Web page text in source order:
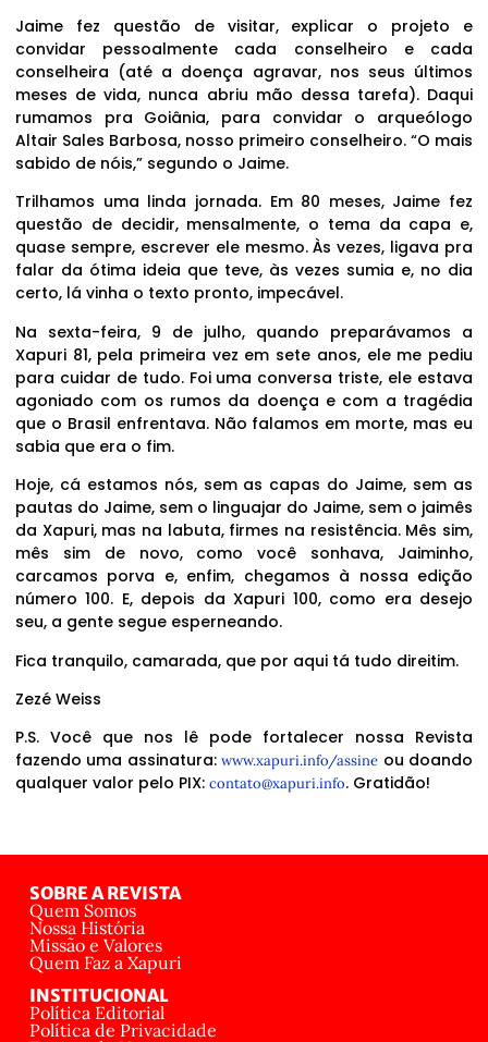
Jaime fez questão de visitar, explicar o projeto e
convidar pessoalmente cada conselheiro e cada
conselheira (até a doença agravar, nos seus últimos
meses de vida, nunca abriu mão dessa tarefa). Daqui
rumamos pra Goiânia, para convidar o arqueólogo
Altair Sales Barbosa, nosso primeiro conselheiro. “O mais
sabido de nóis,” segundo o Jaime.
Trilhamos uma linda jornada. Em 80 meses, Jaime fez
questão de decidir, mensalmente, o tema da capa e,
quase sempre, escrever ele mesmo. Às vezes, ligava pra
falar da ótima ideia que teve, às vezes sumia e, no dia
certo, lá vinha o texto pronto, impecável.
Na sexta-feira, 9 de julho, quando preparávamos a
Xapuri 81, pela primeira vez em sete anos, ele me pediu
para cuidar de tudo. Foi uma conversa triste, ele estava
agoniado com os rumos da doença e com a tragédia
que o Brasil enfrentava. Não falamos em morte, mas eu
sabia que era o fim.
Hoje, cá estamos nós, sem as capas do Jaime, sem as
pautas do Jaime, sem o linguajar do Jaime, sem o jaimês
da Xapuri, mas na labuta, firmes na resistência. Mês sim,
mês sim de novo, como você sonhava, Jaiminho,
carcamos porva e, enfim, chegamos à nossa edição
número 100. E, depois da Xapuri 100, como era desejo
seu, a gente segue esperneando.
Fica tranquilo, camarada, que por aqui tá tudo direitim.
Zezé Weiss
P.S. Você que nos lê pode fortalecer nossa Revista
fazendo uma assinatura:www.xapuri.info/assine ou doando
qualquer valor pelo PIX: contato@xapuri.info. Gratidão!
SOBRE A REVISTA
Quem Somos
Nossa História
Missão e Valores
Quem Faz a Xapuri
INSTITUCIONAL
Política Editorial
Política de Privacidade